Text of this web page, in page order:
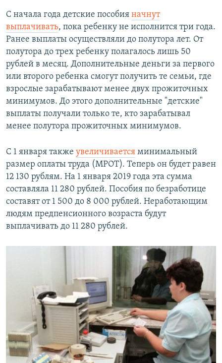
С начала года детские пособия начнут
выплачивать, пока ребенку не исполнится три года.
Ранее выплаты осуществляли до полутора лет. От
полутора до трех ребенку полагалось лишь 50
рублей в месяц. Дополнительные деньги за первого
или второго ребенка смогут получить те семьи, где
взрослые зарабатывают менее двух прожиточных
минимумов. До этого дополнительные "детские"
выплаты получали только те, кто зарабатывал
менее полутора прожиточных минимумов.
С 1 января также увеличивается минимальный
размер оплаты труда (МРОТ). Теперь он будет равен
12 130 рублям. На 1 января 2019 года эта сумма
составляла 11 280 рублей. Пособия по безработице
составят от 1 500 до 8 000 рублей. Неработающим
людям предпенсионного возраста будут
выплачивать до 11 280 рублей.